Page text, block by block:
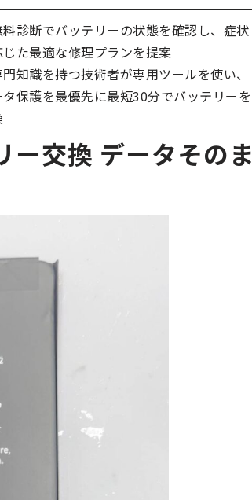
料診断でバッテリーの状態を確認し、症状
じた最適な修理プランを提案
門知識を持つ技術者が専用ツールを使い、
タ保護を最優先に最短30分でバッテリーを
交換 データそのま